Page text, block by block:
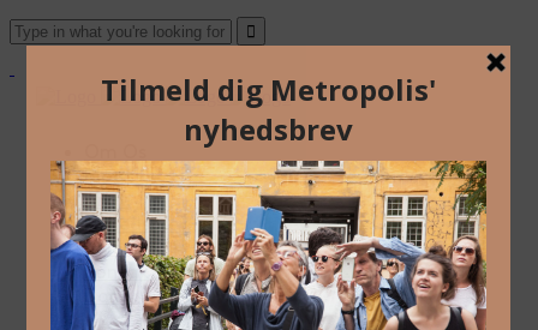
Blog
Arkiv
Nyhedsbrev
Kalender
Kontakt
Dansk